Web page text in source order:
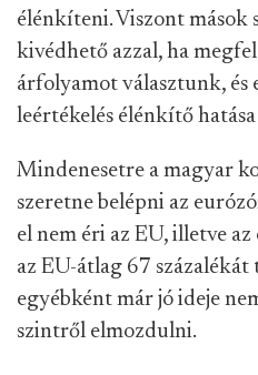
élénkíteni. Viszont mások
kivédhető azzal, ha
árfolyamot választunk, és
leértékelés élénkítő
Mindenesetre a magyar
szeretne belépni az
el nem éri az EU, illetve
az EU-átlag 67
egyébként már jó ideje
szintről elmozdulni.